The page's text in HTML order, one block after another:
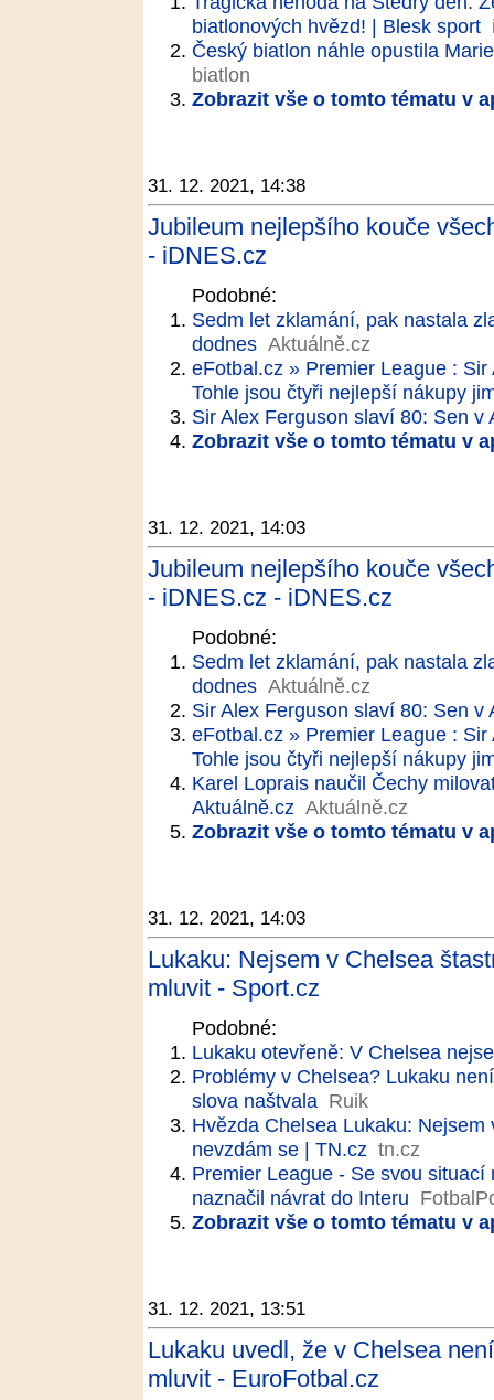
biatlonových hvězd! | Blesk sport
Český biatlon náhle opustila
biatlon
Zobrazit vše o tomto tématu v
31. 12. 2021, 14:38
Jubileum nejlepšího kouče
- iDNES.cz
Podobné:
Sedm let zklamání, pak nastala
dodnes Aktuálně.cz
eFotbal.cz » Premier League :
Tohle jsou čtyři nejlepší nákupy
Sir Alex Ferguson slaví 80: Sen v
Zobrazit vše o tomto tématu v
31. 12. 2021, 14:03
Jubileum nejlepšího kouče
- iDNES.cz - iDNES.cz
Podobné:
Sedm let zklamání, pak nastala
dodnes Aktuálně.cz
Sir Alex Ferguson slaví 80: Sen v
eFotbal.cz » Premier League :
Tohle jsou čtyři nejlepší nákupy
Karel Loprais naučil Čechy
Aktuálně.cz Aktuálně.cz
Zobrazit vše o tomto tématu v
31. 12. 2021, 14:03
Lukaku: Nejsem v Chelsea
mluvit - Sport.cz
Podobné:
Lukaku otevřeně: V Chelsea
Problémy v Chelsea? Lukaku
slova naštvala Ruik
Hvězda Chelsea Lukaku:
nevzdám se | TN.cz tn.cz
Premier League - Se svou
naznačil návrat do Interu
Zobrazit vše o tomto tématu v
31. 12. 2021, 13:51
Lukaku uvedl, že v Chelsea
mluvit - EuroFotbal.cz